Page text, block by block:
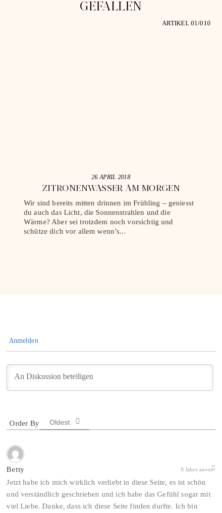
GEFALLEN
ARTIKEL 01/0 10
26 APRIL 2018
ZITRONENWASSER AM MORGEN
Wir sind bereits mitten drinnen im Frühling – geniesst
du auch das Licht, die Sonnenstrahlen und die
Wärme? Aber sei trotzdem noch vorsichtig und
schütze dich vor allem wenn’s...
Anmelden
Oldest
Betty 8 Jahre zuvor
Jetzt habe ich mich wirklich verliebt in diese Seite, es ist schön
und verständlich geschrieben und ich habe das Gefühl sogar mit
viel Liebe. Danke, dass ich diese Seite finden durfte. Ich bin